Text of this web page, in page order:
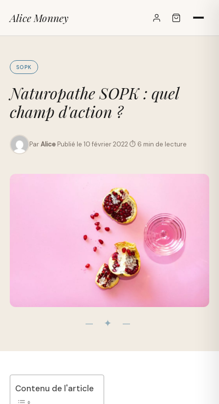
Alice Monney
SOPK
Naturopathe SOPK : quel
champ d'action ?
ParAlice Publié le 10 février 2022⏱ 6 min de lecture
— ✦ —
Contenu de l'article